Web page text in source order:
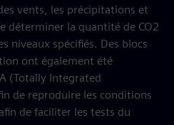
vents, les précipitations et
déterminer la quantité de CO2
niveaux spécifiés. Des blocs
ont également été
(Totally Integrated
de reproduire les conditions
de faciliter les tests du